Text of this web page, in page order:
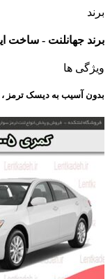
برند
برند جهانلنت - ساخت
ویژگی ها
بدون آسیب به دیسک ترمز